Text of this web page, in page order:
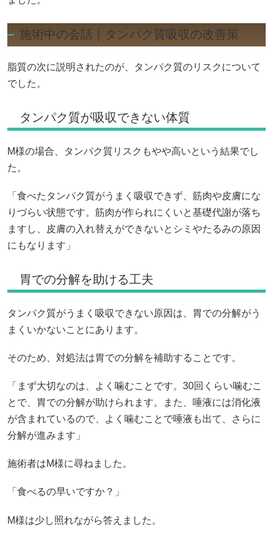
施術中の会話｜タンパク質吸収の改善策
脂質の次に説明されたのが、タンパク質のリスクについて
でした。
タンパク質が吸収できない体質
M様の場合、タンパク質リスクもやや高いという結果でし
た。
「食べたタンパク質がうまく吸収できず、筋肉や皮膚にな
りづらい状態です。筋肉が作られにくいと基礎代謝が落ち
ますし、皮膚の入れ替えができないとシミやたるみの原因
にもなります」
胃での分解を助ける工夫
タンパク質がうまく吸収できない原因は、胃での分解がう
まくいかないことにあります。
そのため、対処法は胃での分解を補助することです。
「まず大切なのは、よく噛むことです。30回くらい噛むこ
とで、胃での分解が助けられます。また、唾液には消化液
が含まれているので、よく噛むことで唾液も出て、さらに
分解が進みます」
施術者はM様に尋ねました。
「食べるの早いですか？」
M様は少し照れながら答えました。